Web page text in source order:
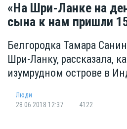
«На Шри-Ланке на
сына к нам пришли
Белгородка Тамара
Шри-Ланку, рассказала,
изумрудном острове в
Люди
28.06.2018 12:37
4122